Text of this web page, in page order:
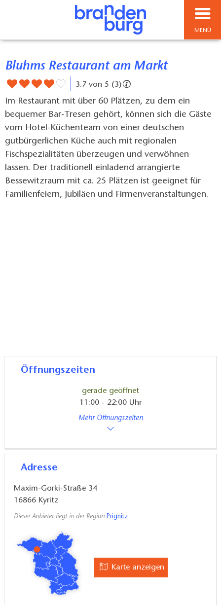
MENÜ
Bluhms Restaurant am Markt
3.7 von 5 (3)
Im Restaurant mit über 60 Plätzen, zu dem ein
bequemer Bar-Tresen gehört, können sich die Gäste
vom Hotel-Küchenteam von einer deutschen
gutbürgerlichen Küche auch mit regionalen
Fischspezialitäten überzeugen und verwöhnen
lassen. Der traditionell einladend arrangierte
Bessewitzraum mit ca. 25 Plätzen ist geeignet für
Familienfeiern, Jubiläen und Firmenveranstaltungen.
Öffnungszeiten
gerade geöffnet
11:00 - 22:00 Uhr
Mehr Öffnungszeiten
Adresse
Maxim-Gorki-Straße 34
16866 Kyritz
Dieser Anbieter liegt in der Region Prignitz
Karte anzeigen